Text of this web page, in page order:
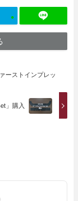
ーストインプレッ
」購入